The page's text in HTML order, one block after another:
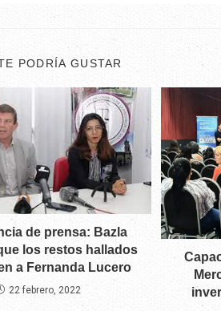
PODRÍA GUSTAR
de prensa: Bazla
los restos hallados
a Fernanda Lucero
22 febrero, 2022